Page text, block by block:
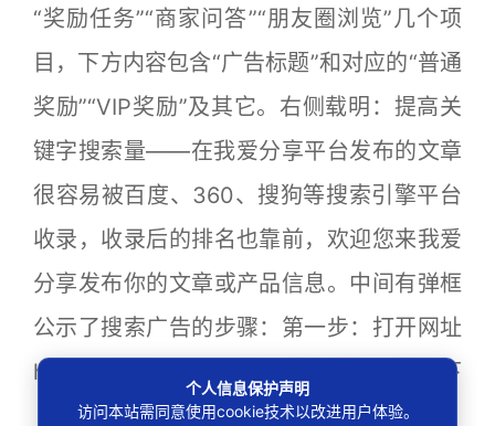
“奖励任务”“商家问答”“朋友圈浏览”几个项
目，下方内容包含“广告标题”和对应的“普通
奖励”“VIP奖励”及其它。右侧载明：提高关
键字搜索量——在我爱分享平台发布的文章
很容易被百度、360、搜狗等搜索引擎平台
收录，收录后的排名也靠前，欢迎您来我爱
分享发布你的文章或产品信息。中间有弹框
公示了搜索广告的步骤：第一步：打开网址
http://www.baidu.com，第二步：“按以下
【广告商的】要求对打开的网站进行操作，
个人信息保护声明
访问本站需同意使用cookie技术以改进用户体验。